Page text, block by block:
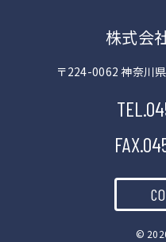
株式会
〒224-0062 神奈川
©︎